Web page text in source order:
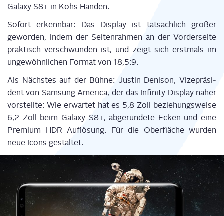
Gala­xy S8+ in Kohs Händen.
Sofort erkenn­bar: Das Dis­play ist tat­säch­lich grö­ßer
gewor­den, indem der Sei­ten­rah­men an der Vor­der­sei­te
prak­tisch ver­schwun­den ist, und zeigt sich erst­mals im
unge­wöhn­li­chen For­mat von 18,5:9.
Als Nächs­tes auf der Büh­ne: Jus­tin Den­i­son, Vize­prä­si­
dent von Sam­sung Ame­ri­ca, der das Infi­ni­ty Dis­play näher
vor­stell­te: Wie erwar­tet hat es 5,8 Zoll bezie­hungs­wei­se
6,2 Zoll beim Gala­xy S8+, abge­run­de­te Ecken und eine
Pre­mi­um HDR Auf­lö­sung. Für die Ober­flä­che wur­den
neue Icons gestaltet.